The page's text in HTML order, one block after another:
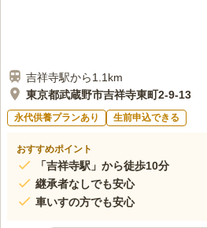
吉祥寺駅から1.1km
東京都武蔵野市吉祥寺東町2-9-13
永代供養プランあり 生前申込できる
おすすめポイント
「吉祥寺駅」から徒歩10分
継承者なしでも安心
車いすの方でも安心